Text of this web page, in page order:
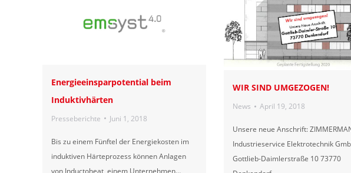
Energieeinsparpotential beim
Induktivhärten
Presseberichte Juni 1, 2018
Bis zu einem Fünftel der Energiekosten im
induktiven Härteprozess können Anlagen
von Inductoheat, einem Unternehmen…
WIR SIND UMGEZOGEN!
News April 19, 2018
Unsere neue Anschrift:
Industrieservice Elektrotechnik
Gottlieb-Daimlerstraße 10 73770